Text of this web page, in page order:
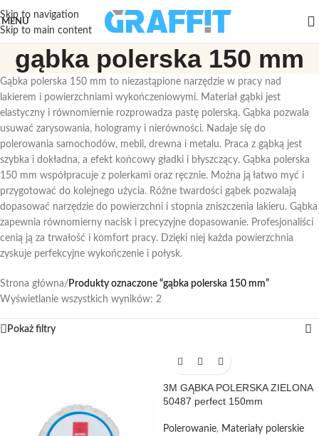
Skip to navigation
Skip to main content
MENU
gąbka polerska 150 mm
Gąbka polerska 150 mm to niezastąpione narzędzie w pracy nad
lakierem i powierzchniami wykończeniowymi. Materiał gąbki jest
elastyczny i równomiernie rozprowadza pastę polerską. Gąbka pozwala
usuwać zarysowania, hologramy i nierówności. Nadaje się do
polerowania samochodów, mebli, drewna i metalu. Praca z gąbką jest
szybka i dokładna, a efekt końcowy gładki i błyszczący. Gąbka polerska
150 mm współpracuje z polerkami oraz ręcznie. Można ją łatwo myć i
przygotować do kolejnego użycia. Różne twardości gąbek pozwalają
dopasować narzędzie do powierzchni i stopnia zniszczenia lakieru. Gąbka
zapewnia równomierny nacisk i precyzyjne dopasowanie. Profesjonaliści
cenią ją za trwałość i komfort pracy. Dzięki niej każda powierzchnia
zyskuje perfekcyjne wykończenie i połysk.
Strona główna/ Produkty oznaczone “gąbka polerska 150 mm”
Wyświetlanie wszystkich wyników: 2
Pokaż filtry
3M GĄBKA POLERSKA ZIELONA
50487 perfect 150mm
Polerowanie, Materiały polerskie